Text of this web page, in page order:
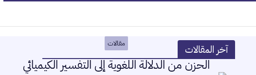
مقالات
الحزن من الدلالة اللغوية إلى التفسير الكيميائي
آخر المقالات